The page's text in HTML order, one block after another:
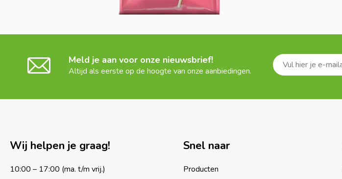
Meld je aan voor onze nieuwsbrief!
Altijd als eerste op de hoogte van onze aanbiedingen.
Wij helpen je graag!
10:00 – 17:00 (ma. t/m vrij.)
Snel naar
Producten